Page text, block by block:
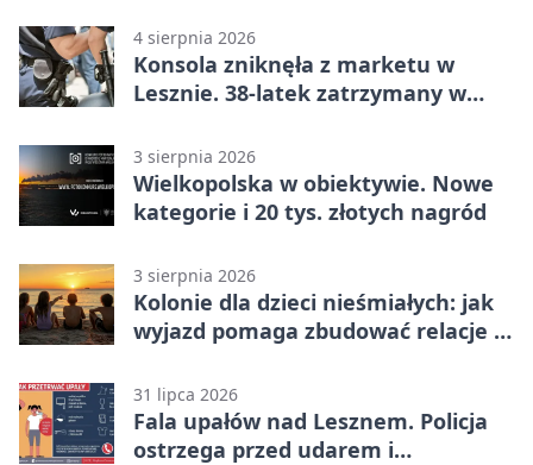
4 sierpnia 2026
Konsola zniknęła z marketu w
Lesznie. 38-latek zatrzymany w
3 sierpnia 2026
Wielkopolska w obiektywie. Nowe
kategorie i 20 tys. złotych nagród
3 sierpnia 2026
Kolonie dla dzieci nieśmiałych: jak
wyjazd pomaga zbudować relacje z
31 lipca 2026
Fala upałów nad Lesznem. Policja
ostrzega przed udarem i